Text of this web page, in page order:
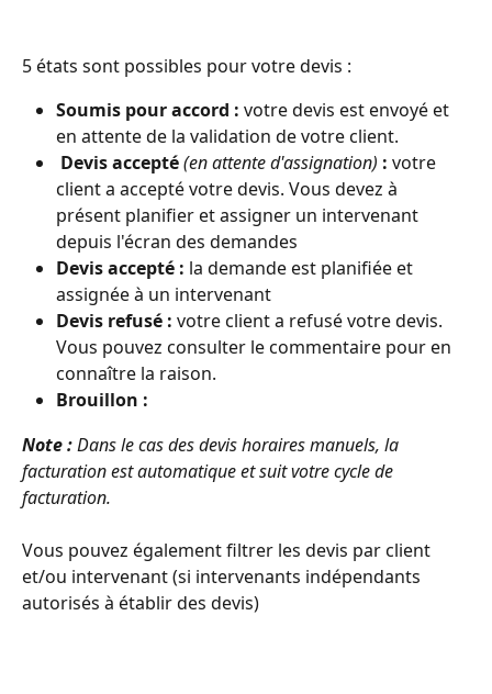
5 états sont possibles pour votre devis :
Soumis pour accord : votre devis est envoyé et
en attente de la validation de votre client.
Devis accepté(en attente d'assignation) : votre
client a accepté votre devis. Vous devez à
présent planifier et assigner un intervenant
depuis l'écran des demandes
Devis accepté : la demande est planifiée et
assignée à un intervenant
Devis refusé : votre client a refusé votre devis.
Vous pouvez consulter le commentaire pour en
connaître la raison.
Brouillon :
Note : Dans le cas des devis horaires manuels, la
facturation est automatique et suit votre cycle de
facturation.
Vous pouvez également filtrer les devis par client
et/ou intervenant (si intervenants indépendants
autorisés à établir des devis)